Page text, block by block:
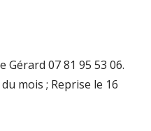
07 81 95 53 06.
mois ; Reprise le 16